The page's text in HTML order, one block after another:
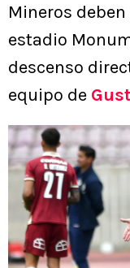
Mineros
estadio
descenso
equipo de